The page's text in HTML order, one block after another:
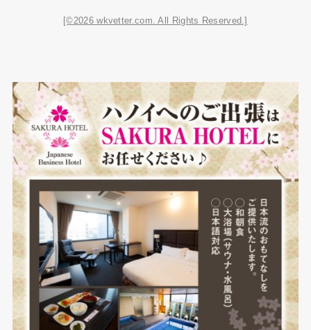
[©2026 wkvetter.com. All Rights Reserved.]